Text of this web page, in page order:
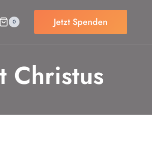
0 Jetzt Spenden
Christus